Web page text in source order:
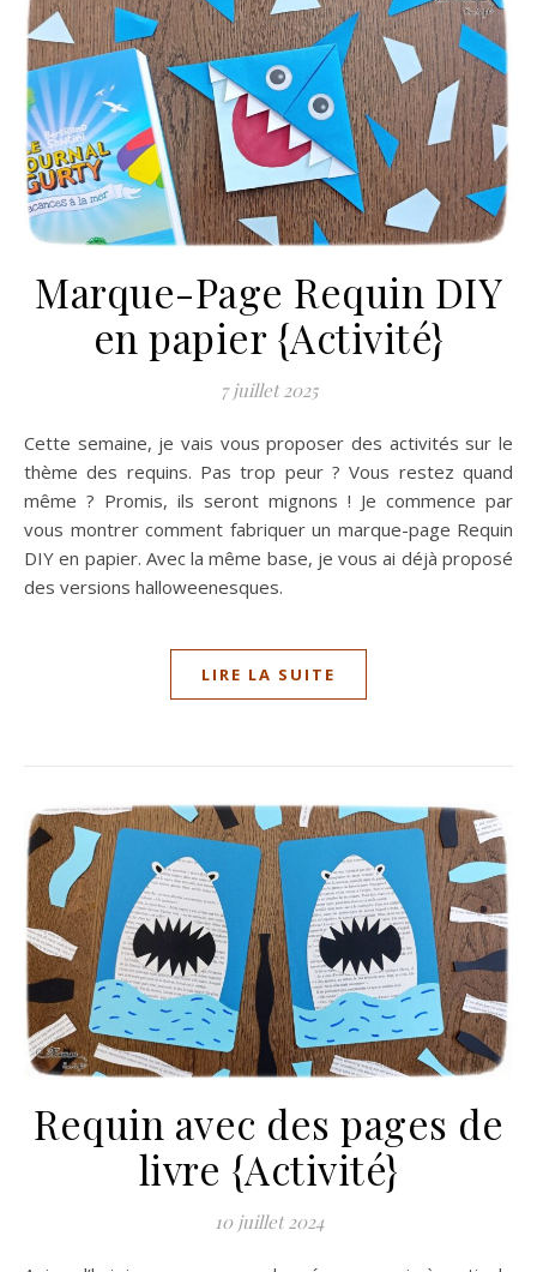
Marque-Page Requin DIY
en papier {Activité}
7 juillet 2025
Cette semaine, je vais vous proposer des activités sur le
thème des requins. Pas trop peur ? Vous restez quand
même ? Promis, ils seront mignons ! Je commence par
vous montrer comment fabriquer un marque-page Requin
DIY en papier. Avec la même base, je vous ai déjà proposé
des versions halloweenesques.
LIRE LA SUITE
Requin avec des pages de
livre {Activité}
10 juillet 2024